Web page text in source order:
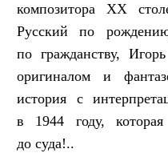
композитора XX
Русский по
по гражданству,
оригиналом и
история с
в 1944 году,
до суда!..